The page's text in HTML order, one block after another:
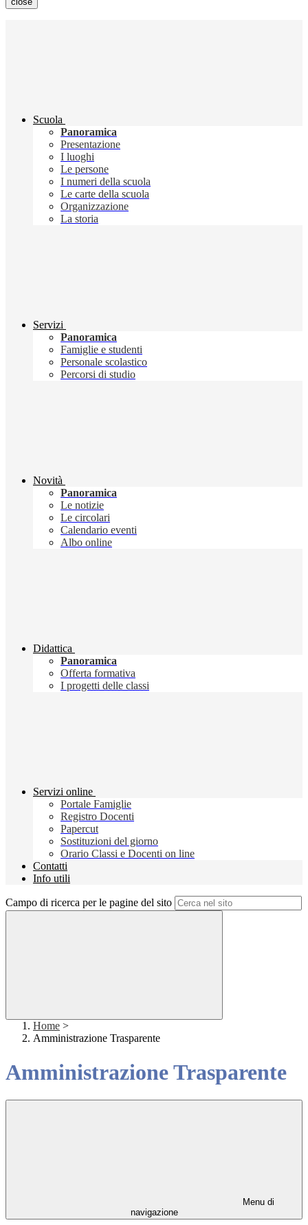
Scuola
Panoramica
Presentazione
I luoghi
Le persone
I numeri della scuola
Le carte della scuola
Organizzazione
La storia
Servizi
Panoramica
Famiglie e studenti
Personale scolastico
Percorsi di studio
Novità
Panoramica
Le notizie
Le circolari
Calendario eventi
Albo online
Didattica
Panoramica
Offerta formativa
I progetti delle classi
Servizi online
Portale Famiglie
Registro Docenti
Papercut
Sostituzioni del giorno
Orario Classi e Docenti on line
Contatti
Info utili
Campo di ricerca per le pagine del sito
Home >
Amministrazione Trasparente
Amministrazione Trasparente
Menu di
navigazione